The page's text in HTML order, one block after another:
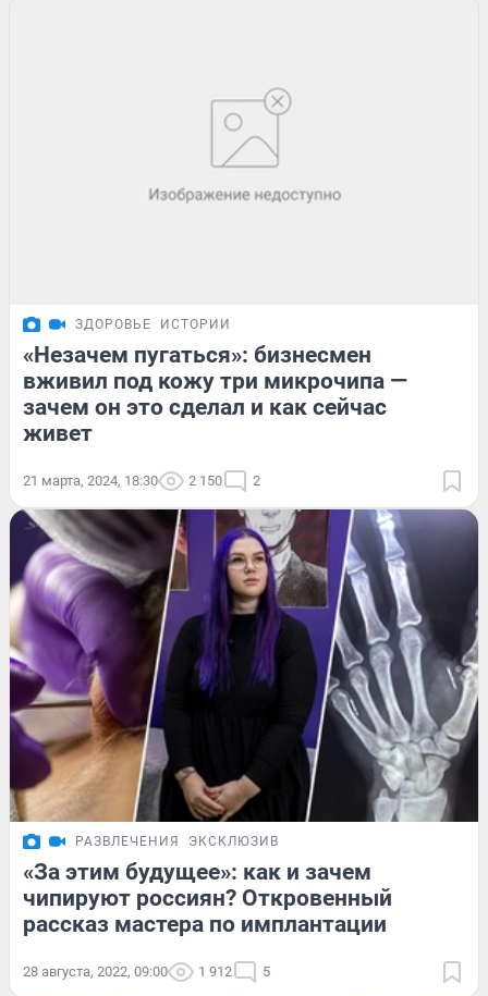
ЗДОРОВЬЕ ИСТОРИИ
«Незачем пугаться»: бизнесмен
вживил под кожу три микрочипа —
зачем он это сделал и как сейчас
живет
21 марта, 2024, 18:30 2 150 2
РАЗВЛЕЧЕНИЯ ЭКСКЛЮЗИВ
«За этим будущее»: как и зачем
чипируют россиян? Откровенный
рассказ мастера по имплантации
28 августа, 2022, 09:00 1 912 5